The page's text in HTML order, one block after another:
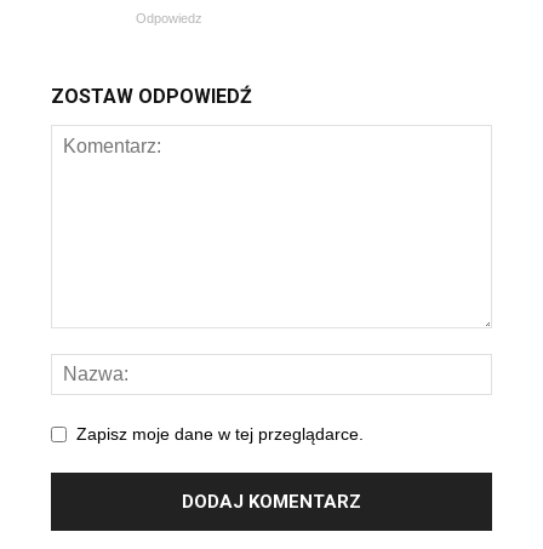
Odpowiedz
ZOSTAW ODPOWIEDŹ
Zapisz moje dane w tej przeglądarce.